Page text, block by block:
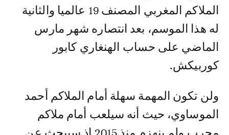
الملاكم المغربي المصنف 19 عالميا والثانية
له هذا الموسم، بعد انتصاره شهر مارس
الماضي على حساب الهنغاري كابور
كوربيكش.
ولن تكون المهمة سهلة أمام الملاكم أحمد
الموساوي، حيث أنه سيلعب أمام ملاكم